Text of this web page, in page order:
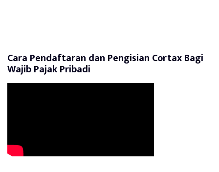
Cara Pendaftaran dan Pengisian Cortax Bagi
Wajib Pajak Pribadi